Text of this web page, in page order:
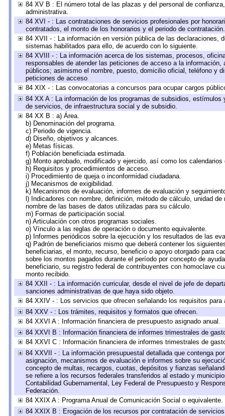
84 XV B : El número total de las plazas y del personal de
administrativa.
84 XVI - : Las contrataciones de servicios profesionales por
contratados, el monto de los honorarios y el periodo de contratación.
84 XVII - : La información en versión pública de las
sistemas habilitados para ello, de acuerdo con lo siguiente.
84 XVIII - : La información acerca de los sistemas, procesos,
responsables de atender las peticiones de acceso a la
públicos; asimismo el nombre, puesto, domicilio oficial, teléfono y
peticiones de acceso
84 XIX - : Las convocatorias a concursos para ocupar cargos
84 XX A : La información de los programas de subsidios,
de servicios, de infraestructura social y de subsidio.
84 XX B : a) Área.
b) Denominación del programa.
c) Periodo de vigencia.
d) Diseño, objetivos y alcances.
e) Metas físicas.
f) Población beneficiada estimada.
g) Monto aprobado, modificado y ejercido, así como los
h) Requisitos y procedimientos de acceso.
i) Procedimiento de queja o inconformidad ciudadana.
j) Mecanismos de exigibilidad.
k) Mecanismos de evaluación, informes de evaluación y
l) Indicadores con nombre, definición, método de cálculo, unidad
nombre de las bases de datos utilizadas para su cálculo.
m) Formas de participación social.
n) Articulación con otros programas sociales.
o) Vínculo a las reglas de operación o documento equivalente.
p) Informes periódicos sobre la ejecución y los resultados de las
q) Padrón de beneficiarios mismo que deberá contener los
beneficiarias, el monto, recurso, beneficio o apoyo otorgado para
sobre los montos pagados durante el período por concepto de
beneficiario, su registro federal de contribuyentes con homoclave
monto recibido.
84 XXII - : La información curricular, desde el nivel de jefe de
sanciones administrativas de que haya sido objeto.
84 XXIV - : Los servicios que ofrecen señalando los requisitos para
84 XXV - : Los trámites, requisitos y formatos que ofrecen.
84 XXVI A : Información financiera de presupuesto asignado anual.
84 XXVI B : Información financiera de informes trimestrales de
84 XXVI C : Información financiera de informes trimestrales de
84 XXVII - : La información presupuestal detallada que contenga
asignación, mecanismos de evaluación e informes sobre su
concepto de multas, recargos, cuotas, depósitos y fianzas
se refiere a los recursos federales transferidos al estado y
Contabilidad Gubernamental, Ley Federal de Presupuesto y
Federación.
84 XXIX A : Programa Anual de Comunicación Social o equivalente.
84 XXIX B : Erogación de los recursos por contratación de